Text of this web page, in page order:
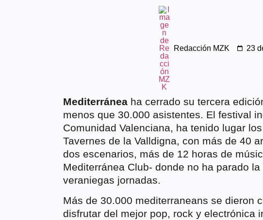
Redacción MZK 23
Mediterránea ha cerrado su tercera
menos que 30.000 asistentes. El festival
Comunidad Valenciana, ha tenido lugar
Tavernes de la Valldigna, con más de 40
dos escenarios, más de 12 horas de
Mediterránea Club- donde no ha parado
veraniegas jornadas.
Más de 30.000 mediterraneans se dieron
disfrutar del mejor pop, rock y electrónica